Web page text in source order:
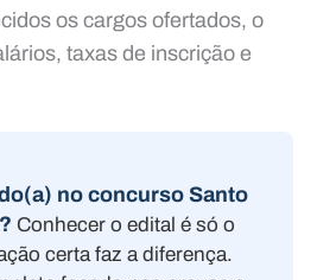
os cargos ofertados, o
taxas de inscrição e
no concurso Santo
Conhecer o edital é só o
certa faz a diferença.